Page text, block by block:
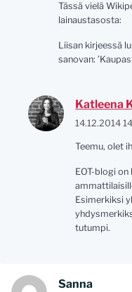
Tässä vielä
lainaustasosta:
Liisan kirjeessä
sanovan:
Katleena
14.12.2014
Teemu, olet
EOT-blogi
Esimerkiksi
tutumpi.
Sanna